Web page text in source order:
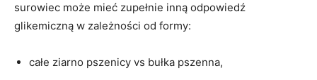
surowiec może mieć zupełnie inną odpowiedź
glikemiczną w zależności od formy:
całe ziarno pszenicy vs bułka pszenna,